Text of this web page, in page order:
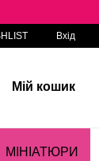
Вхід
Мій кошик
МІНІАТЮРИ